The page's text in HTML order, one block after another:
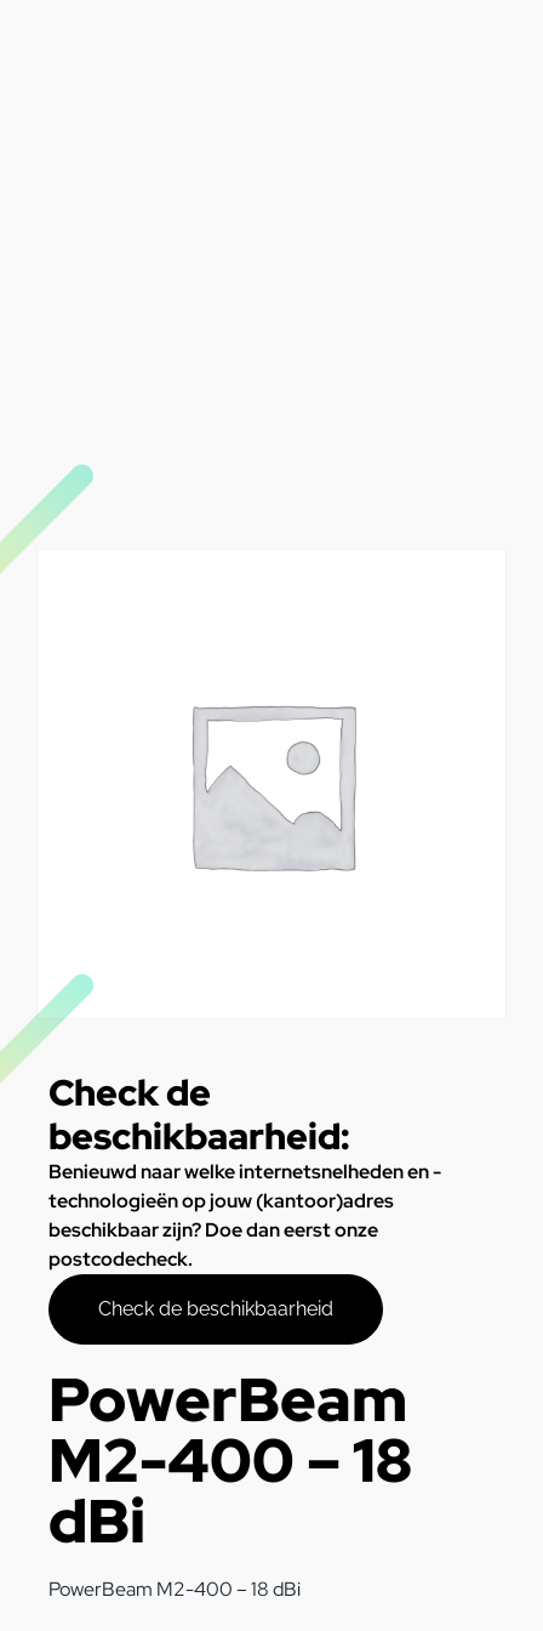
Check de
beschikbaarheid:
Benieuwd naar welke internetsnelheden en -
technologieën op jouw (kantoor)adres
beschikbaar zijn? Doe dan eerst onze
postcodecheck.
Check de beschikbaarheid
PowerBeam
M2-400 – 18
dBi
PowerBeam M2-400 – 18 dBi